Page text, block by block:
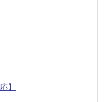
】